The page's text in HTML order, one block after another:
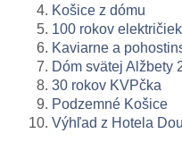
Košice z dómu
100 rokov
Kaviarne a
Dóm svätej Alžbety
30 rokov KVPčka
Podzemné Košice
Výhľad z Hotela